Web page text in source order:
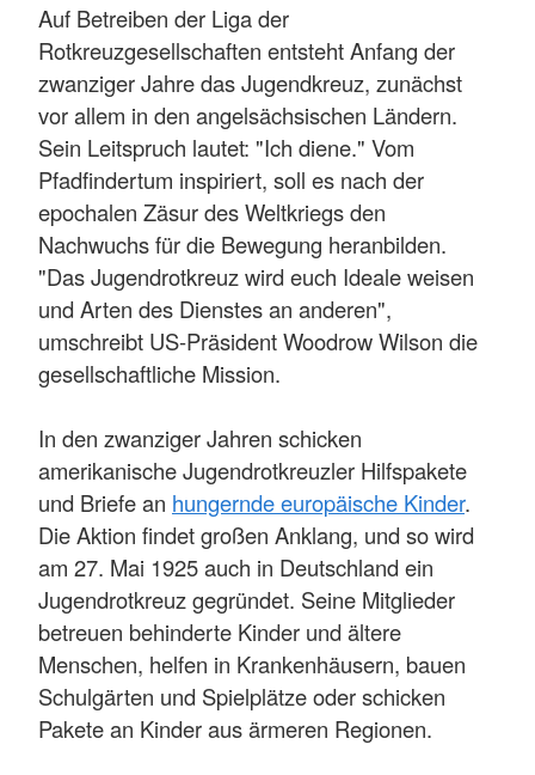
Auf Betreiben der Liga der
Rotkreuzgesellschaften entsteht Anfang der
zwanziger Jahre das Jugendkreuz, zunächst
vor allem in den angelsächsischen Ländern.
Sein Leitspruch lautet: "Ich diene." Vom
Pfadfindertum inspiriert, soll es nach der
epochalen Zäsur des Weltkriegs den
Nachwuchs für die Bewegung heranbilden.
"Das Jugendrotkreuz wird euch Ideale weisen
und Arten des Dienstes an anderen",
umschreibt US-Präsident Woodrow Wilson die
gesellschaftliche Mission.
In den zwanziger Jahren schicken
amerikanische Jugendrotkreuzler Hilfspakete
und Briefe an hungernde europäische Kinder.
Die Aktion findet großen Anklang, und so wird
am 27. Mai 1925 auch in Deutschland ein
Jugendrotkreuz gegründet. Seine Mitglieder
betreuen behinderte Kinder und ältere
Menschen, helfen in Krankenhäusern, bauen
Schulgärten und Spielplätze oder schicken
Pakete an Kinder aus ärmeren Regionen.